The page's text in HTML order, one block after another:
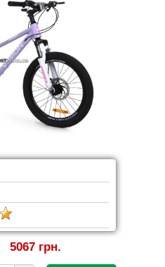
5067 грн.